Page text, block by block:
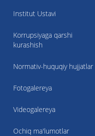
Institut Ustavi
Korrupsiyaga qarshi
kurashish
Normativ-huquqiy hujjatlar
Fotogalereya
Videogalereya
Ochiq ma'lumotlar